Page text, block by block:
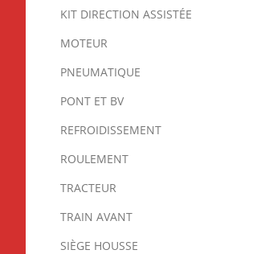
KIT DIRECTION ASSISTÉE
MOTEUR
PNEUMATIQUE
PONT ET BV
REFROIDISSEMENT
ROULEMENT
TRACTEUR
TRAIN AVANT
SIÈGE HOUSSE